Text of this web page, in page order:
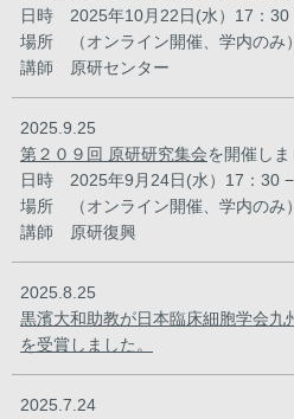
日時 2025年10月22日(水）17：30
場所 （オンライン開催、学内のみ）
講師 原研センター
2025.9.25
第２０９回 原研研究集会を開催しま
日時 2025年9月24日(水）17：30
場所 （オンライン開催、学内のみ）
講師 原研復興
2025.8.25
黒濱大和助教が日本臨床細胞学会九
を受賞しました。
2025.7.24